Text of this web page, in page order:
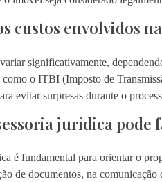
custos envolvidos
significativamente,
o ITBI (Imposto de
evitar surpresas durante o
jurídica
é fundamental para orientar o
de documentos, na